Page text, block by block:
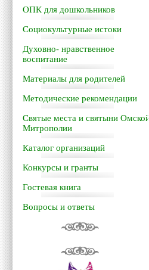
ОПК для дошкольников
Социокультурные истоки
Духовно- нравственное
воспитание
Материалы для родителей
Методические рекомендации
Святые места и святыни Омской
Митрополии
Каталог организаций
Конкурсы и гранты
Гостевая книга
Вопросы и ответы